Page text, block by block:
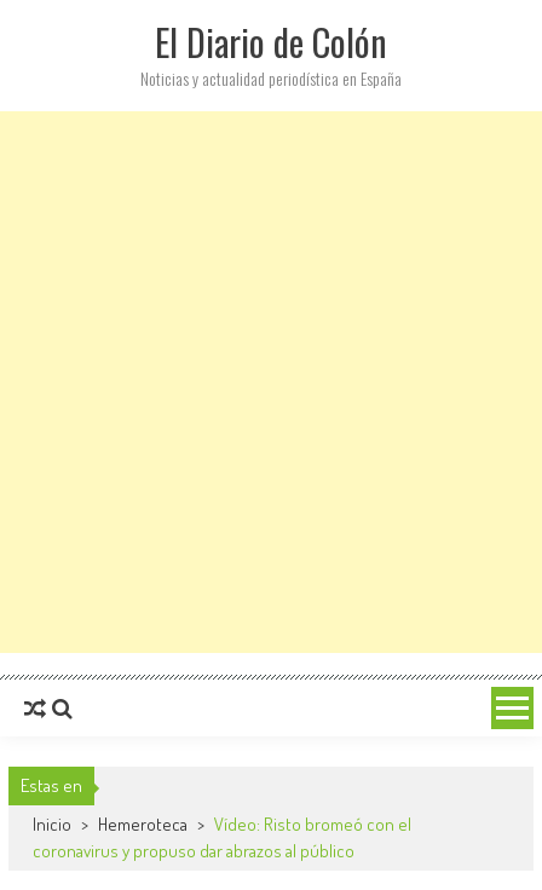
El Diario de Colón
Noticias y actualidad periodística en España
Estas en
Inicio > Hemeroteca > Vídeo: Risto bromeó con el
coronavirus y propuso dar abrazos al público